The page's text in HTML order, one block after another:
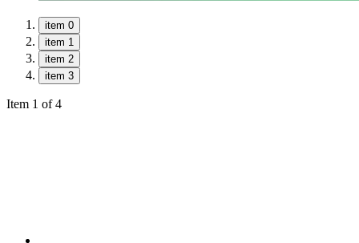
item 0
item 1
item 2
item 3
Item 1 of 4